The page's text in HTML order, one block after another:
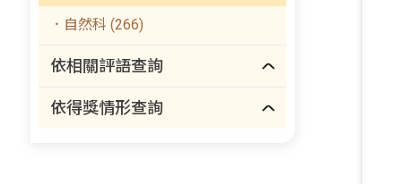
．自然科 (266)
依相關評語查詢
依得獎情形查詢